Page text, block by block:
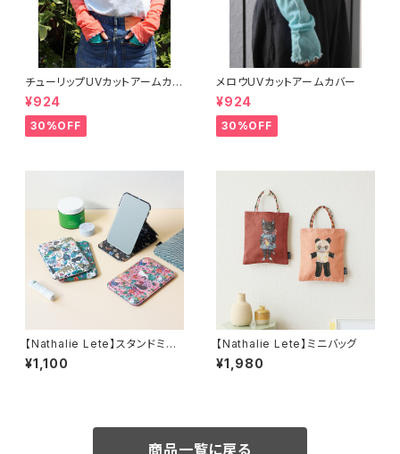
チューリップUVカットアームカバ
ー
¥924
30%OFF
メロウUVカットアームカバー
¥924
30%OFF
【Nathalie Lete】スタンドミラ
ーL
¥1,100
【Nathalie Lete】ミニバッグ
¥1,980
商品一覧に戻る